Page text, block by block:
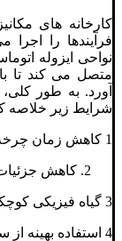
کارخانه های
فرآیندها را
نواحی ایزوله
متصل می کند تا
آورد. به طور کلی،
شرایط زیر خلاصه
1 کاهش زمان چرخه 2
کاهش جزئیات
3 گیاه فیزیکی کوچکتر
4 استفاده بهینه از سرمایه و نیروی کار